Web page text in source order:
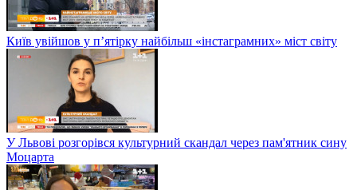
Київ увійшов у п’ятірку найбільш «інстаграмних» міст світу
У Львові розгорівся культурний скандал через пам'ятник сину
Моцарта